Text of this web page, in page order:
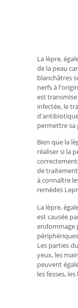
La lèpre,
de la peau
blanchâtres
nerfs à
est
infectée, le
permettre sa
Bien que la
réaliser si la
de
à connaître
remèdes
La lèpre,
est causée
endommage
Les parties
yeux, les
peuvent
les fesses,